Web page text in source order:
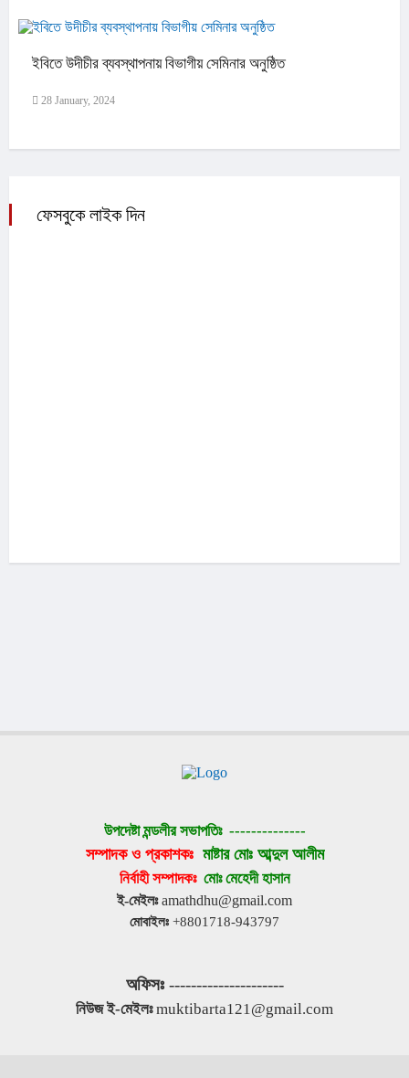
ইবিতে উদীচীর ব্যবস্থাপনায় বিভাগীয় সেমিনার অনুষ্ঠিত
28 January, 2024
ফেসবুকে লাইক দিন
উপদেষ্টা মন্ডলীর সভাপতিঃ --------------
সম্পাদক ও প্রকাশকঃ মাষ্টার মোঃ আব্দুল আলীম
নির্বাহী সম্পাদকঃ মোঃ মেহেদী হাসান
ই-মেইলঃ amathdhu@gmail.com
মোবাইলঃ +8801718-943797
অফিসঃ ---------------------
নিউজ ই-মেইলঃ muktibarta121@gmail.com